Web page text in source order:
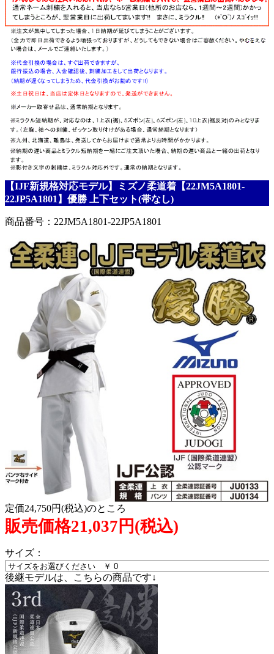
【IJF新規格対応モデル】ミズノ柔道着【22JM5A1801-
22JP5A1801】優勝 上下セット(帯なし)
商品番号：22JM5A1801-22JP5A1801
定価24,750円(税込)のところ
販売価格21,037円(税込)
サイズ：
後継モデルは、こちらの商品です↓